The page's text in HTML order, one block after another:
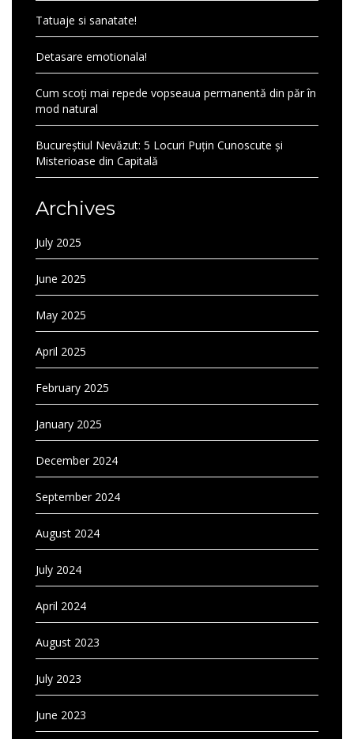
Tatuaje si sanatate!
Detasare emotionala!
Cum scoți mai repede vopseaua permanentă din păr în
mod natural
Bucureștiul Nevăzut: 5 Locuri Puțin Cunoscute și
Misterioase din Capitală
Archives
July 2025
June 2025
May 2025
April 2025
February 2025
January 2025
December 2024
September 2024
August 2024
July 2024
April 2024
August 2023
July 2023
June 2023